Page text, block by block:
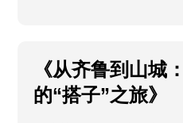
《从齐鲁到山城
的“搭子”之旅》